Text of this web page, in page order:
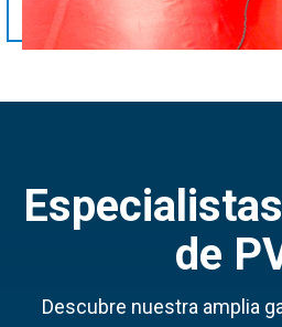
de
Descubre nuestra amplia